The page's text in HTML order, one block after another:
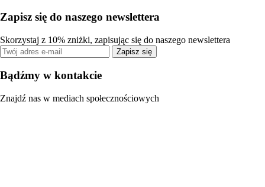
Zapisz się do naszego newslettera
Skorzystaj z 10% zniżki, zapisując się do naszego newslettera
Zapisz się
Bądźmy w kontakcie
Znajdź nas w mediach społecznościowych